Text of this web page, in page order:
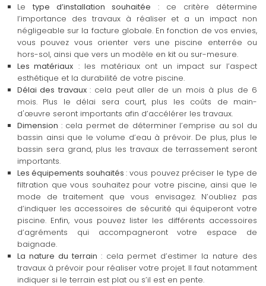
Le type d’installation souhaitée : ce critère détermine
l’importance des travaux à réaliser et a un impact non
négligeable sur la facture globale. En fonction de vos envies,
vous pouvez vous orienter vers une piscine enterrée ou
hors-sol, ainsi que vers un modèle en kit ou sur-mesure.
Les matériaux : les matériaux ont un impact sur l’aspect
esthétique et la durabilité de votre piscine.
Délai des travaux : cela peut aller de un mois à plus de 6
mois. Plus le délai sera court, plus les coûts de main-
d'œuvre seront importants afin d’accélérer les travaux.
Dimension : cela permet de déterminer l’emprise au sol du
bassin ainsi que le volume d’eau à prévoir. De plus, plus le
bassin sera grand, plus les travaux de terrassement seront
importants.
Les équipements souhaités : vous pouvez préciser le type de
filtration que vous souhaitez pour votre piscine, ainsi que le
mode de traitement que vous envisagez. N’oubliez pas
d’indiquer les accessoires de sécurité qui équiperont votre
piscine. Enfin, vous pouvez lister les différents accessoires
d’agréments qui accompagneront votre espace de
baignade.
La nature du terrain : cela permet d’estimer la nature des
travaux à prévoir pour réaliser votre projet. Il faut notamment
indiquer si le terrain est plat ou s’il est en pente.